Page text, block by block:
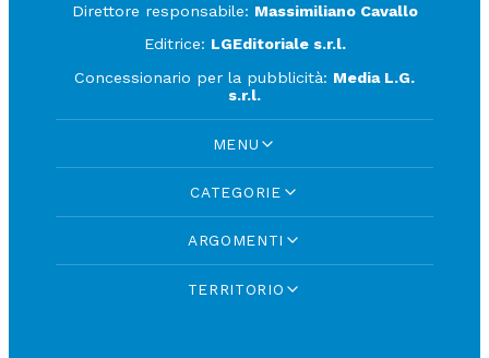
Direttore responsabile: Massimiliano Cavallo
Editrice: LGEditoriale s.r.l.
Concessionario per la pubblicità: Media L.G.
s.r.l.
MENU
CATEGORIE
ARGOMENTI
TERRITORIO